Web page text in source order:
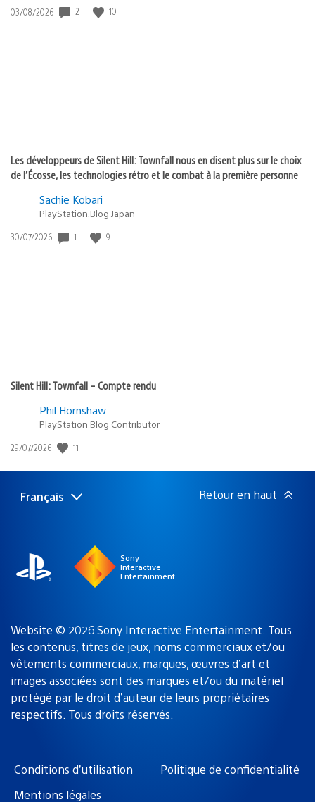
Date
03/08/2026 2 10
Les développeurs de Silent Hill: Townfall nous en disent plus sur le choix
de l’Écosse, les technologies rétro et le combat à la première personne
Sachie Kobari
PlayStation.Blog Japan
Date
30/07/2026 1 9
Silent Hill: Townfall – Compte rendu
Phil Hornshaw
PlayStation Blog Contributor
Date
publication
29/07/2026 11
Choisir
une
Région
actuelle
Français Retour en haut
Sony
Interactive
Entertainment
Website © 2026 Sony Interactive Entertainment. Tous
les contenus, titres de jeux, noms commerciaux et/ou
vêtements commerciaux, marques, œuvres d’art et
images associées sont des marques et/ou du matériel
protégé par le droit d’auteur de leurs propriétaires
respectifs. Tous droits réservés.
Conditions d’utilisation
Politique de confidentialité
Mentions légales